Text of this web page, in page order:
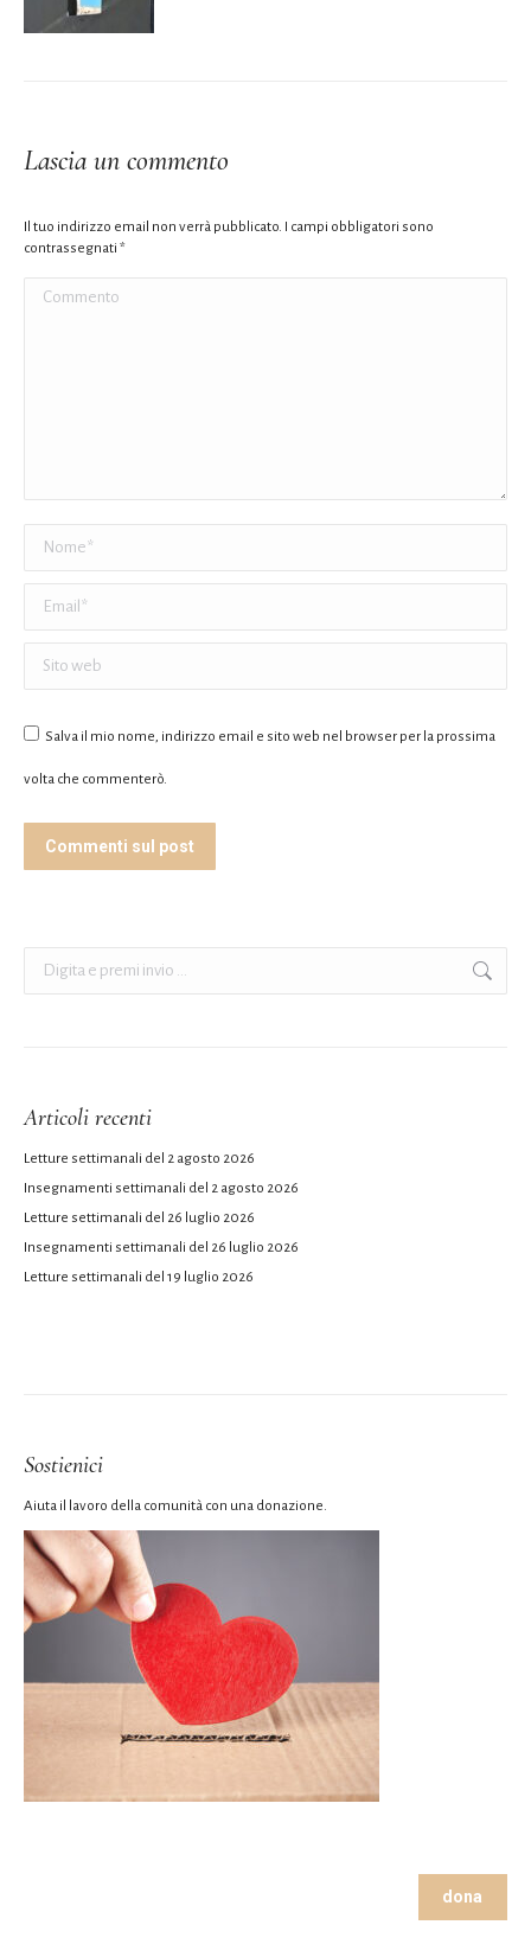
Lascia un commento
Il tuo indirizzo email non verrà pubblicato. I campi obbligatori sono
contrassegnati *
Commento
Nome *
Email *
Sito web
Salva il mio nome, indirizzo email e sito web nel browser per la prossima
volta che commenterò.
Commenti sul post
Articoli recenti
Letture settimanali del 2 agosto 2026
Insegnamenti settimanali del 2 agosto 2026
Letture settimanali del 26 luglio 2026
Insegnamenti settimanali del 26 luglio 2026
Letture settimanali del 19 luglio 2026
Sostienici
Aiuta il lavoro della comunità con una donazione.
dona